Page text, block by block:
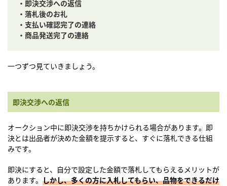
・即決交渉への返信
・落札後のお礼
・支払い確認完了の連絡
・商品発送完了の連絡
一つずつ見ていきましょう。
即決交渉への返信
オークション中に即決交渉を持ちかけられる場合があります。即
決とは出品者が決めた金額を提示すると、すぐに落札できる仕組
みです。
即決にすると、自分で設定した金額で落札してもらえるメリットが
あります。 しかし、多くの方に入札してもらい、品物をできるだけ